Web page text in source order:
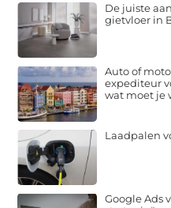
De juiste
gietvloer in
Auto of
expediteur
wat moet je
Laadpalen
Google Ads